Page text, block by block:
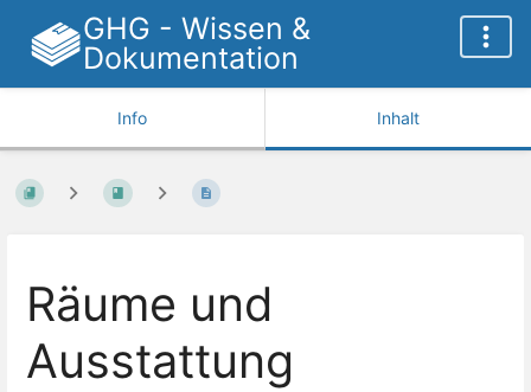
GHG - Wissen &
Dokumentation
Info Inhalt
Räume und
Ausstattung